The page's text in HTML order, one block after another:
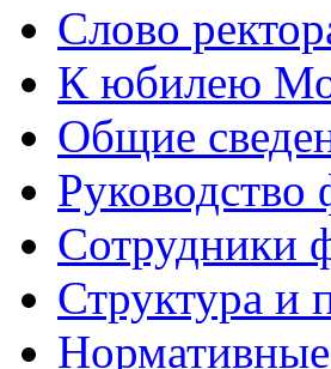
Слово
К юбилею
Общие
Руководство
Сотрудники
Структура и